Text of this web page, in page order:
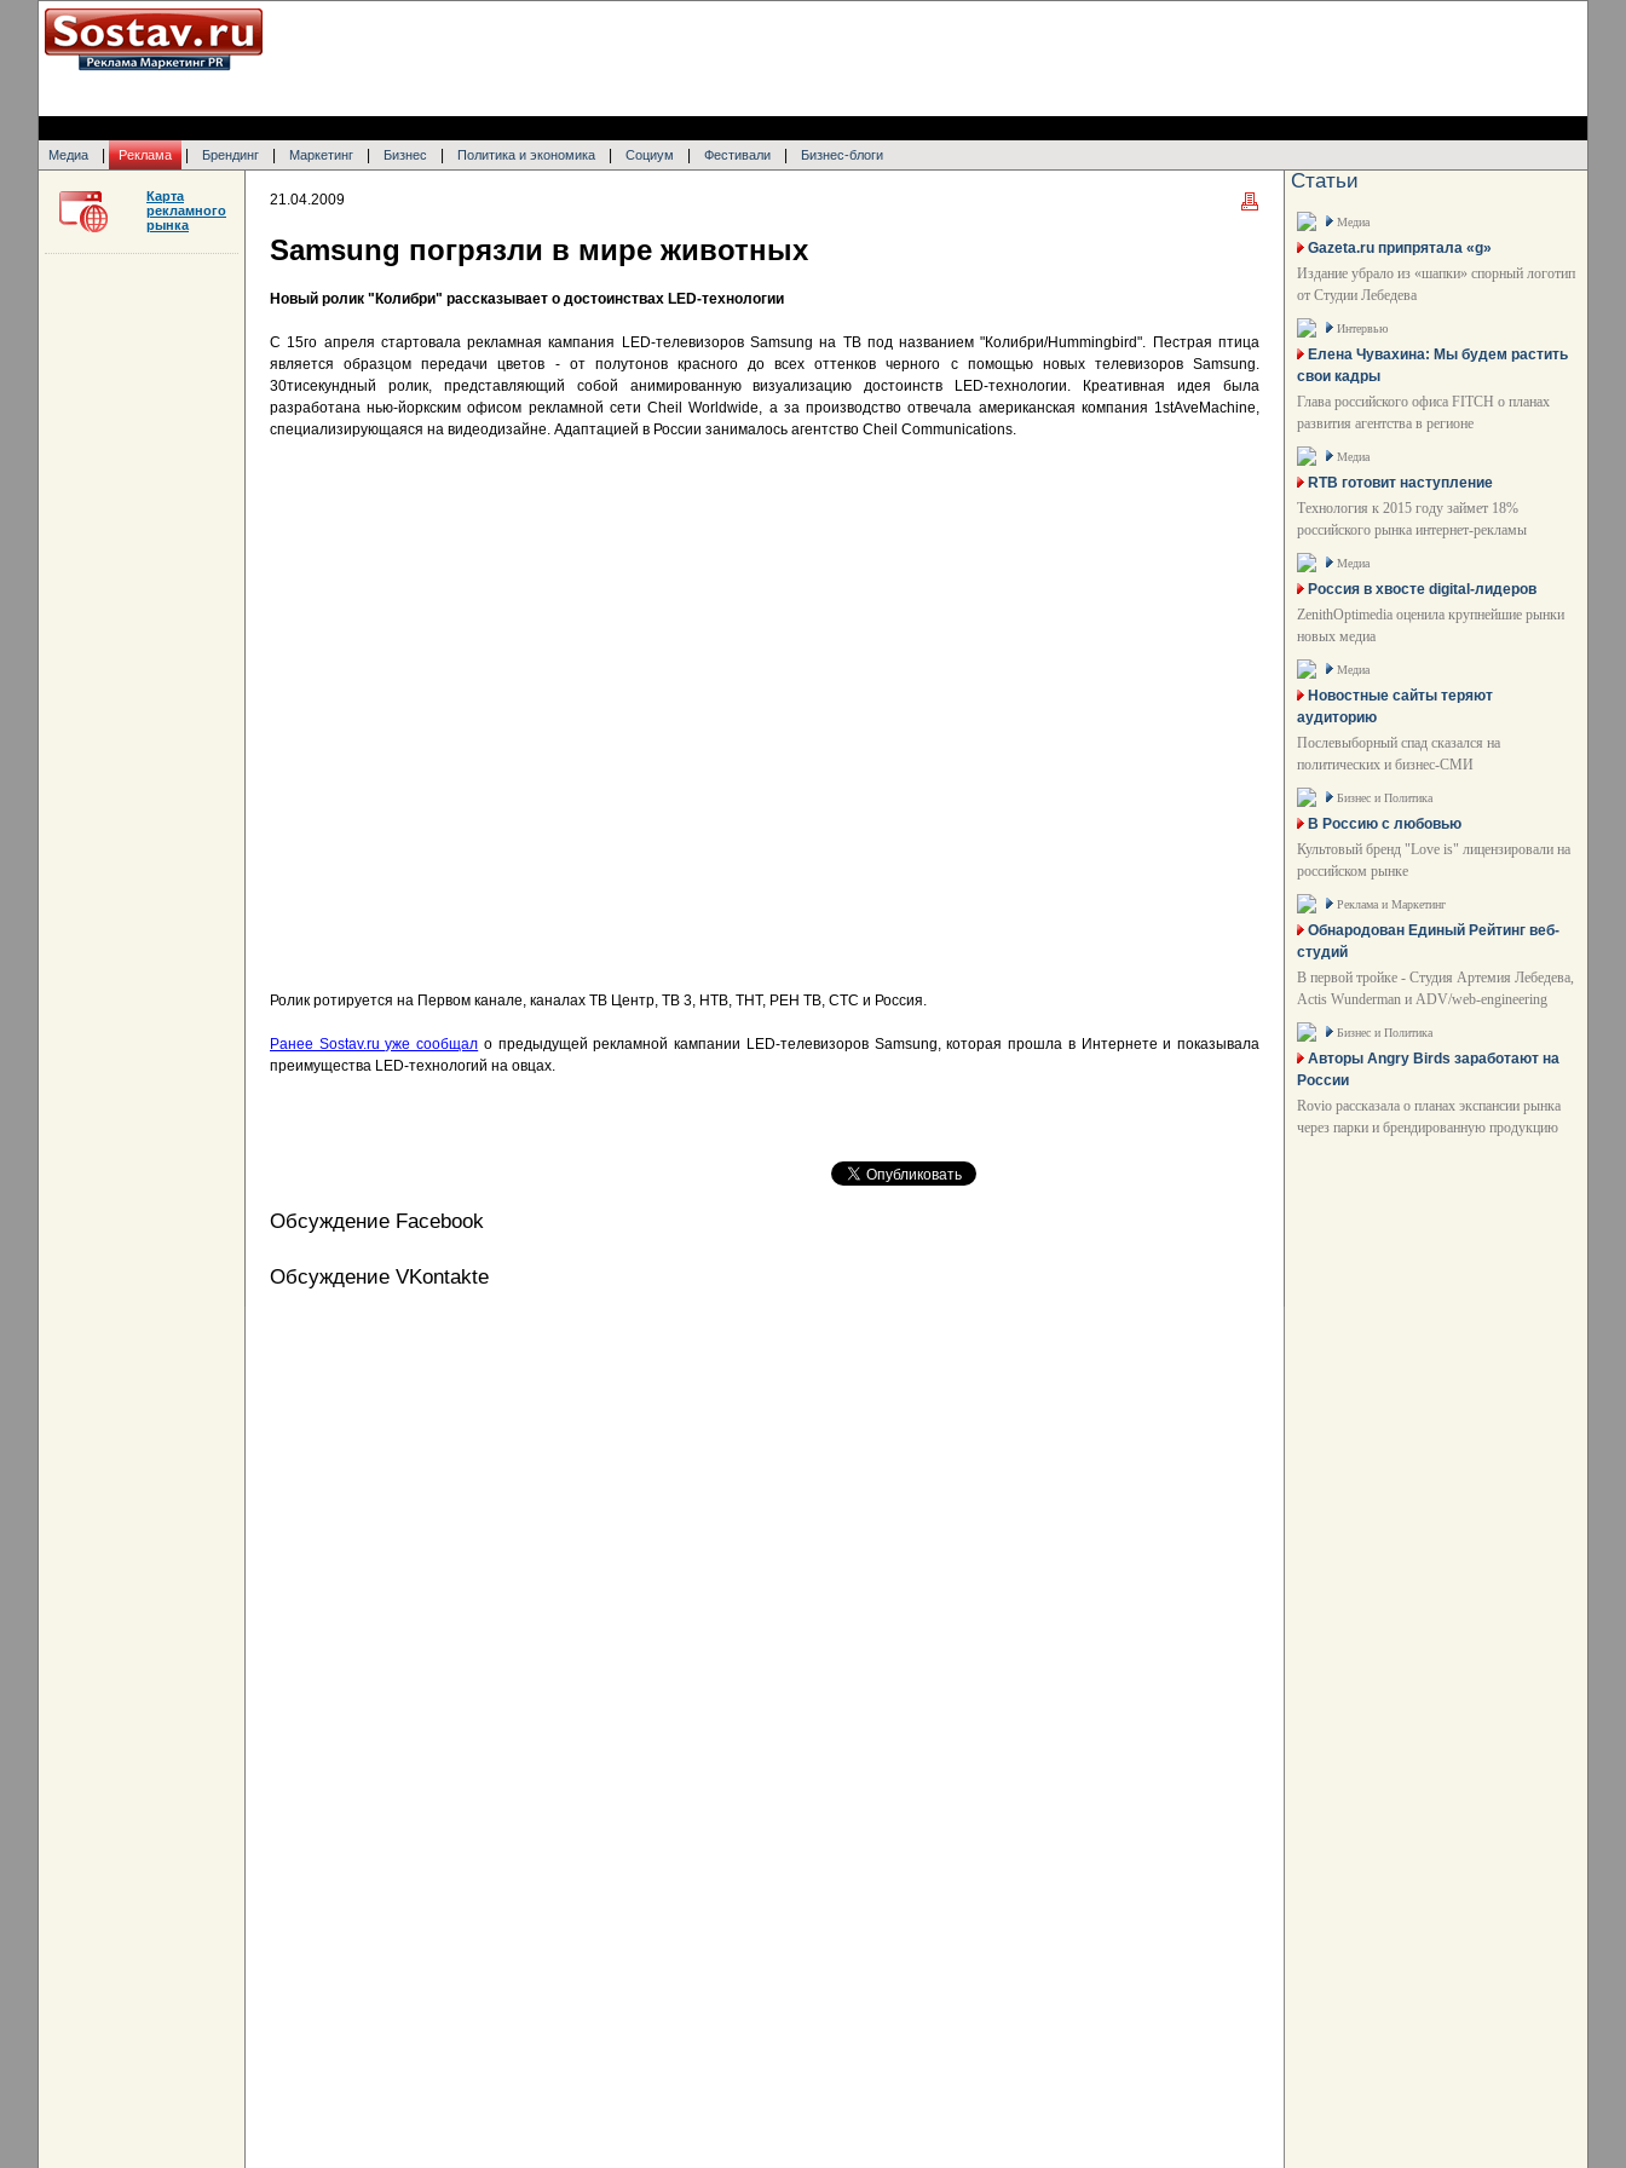
Медиа Реклама Брендинг Маркетинг Бизнес Политика и экономика Социум Фестивали Бизнес-блоги
21.04.2009
Samsung погрязли в мире животных
Новый ролик "Колибри" рассказывает о достоинствах LED-технологии
С 15го апреля стартовала рекламная кампания LED-телевизоров Samsung на ТВ под названием "Колибри/Hummingbird". Пестрая птица
является образцом передачи цветов - от полутонов красного до всех оттенков черного с помощью новых телевизоров Samsung.
30тисекундный ролик, представляющий собой анимированную визуализацию достоинств LED-технологии. Креативная идея была
разработана нью-йоркским офисом рекламной сети Cheil Worldwide, а за производство отвечала американская компания 1stAveMachine,
специализирующаяся на видеодизайне. Адаптацией в России занималось агентство Cheil Communications.
Ролик ротируется на Первом канале, каналах ТВ Центр, ТВ 3, НТВ, ТНТ, РЕН ТВ, СТС и Россия.
Ранее Sostav.ru уже сообщал о предыдущей рекламной кампании LED-телевизоров Samsung, которая прошла в Интернете и показывала
преимущества LED-технологий на овцах.
Обсуждение Facebook
Обсуждение VKontakte
Карта
рекламного
рынка
Статьи
Медиа
Gazeta.ru припрятала «g»
Издание убрало из «шапки» спорный логотип
от Студии Лебедева
Интервью
Елена Чувахина: Мы будем растить
свои кадры
Глава российского офиса FITCH о планах
развития агентства в регионе
Медиа
RTB готовит наступление
Технология к 2015 году займет 18%
российского рынка интернет-рекламы
Медиа
Россия в хвосте digital-лидеров
ZenithOptimedia оценила крупнейшие рынки
новых медиа
Медиа
Новостные сайты теряют
аудиторию
Послевыборный спад сказался на
политических и бизнес-СМИ
Бизнес и Политика
В Россию с любовью
Культовый бренд "Love is" лицензировали на
российском рынке
Реклама и Маркетинг
Обнародован Единый Рейтинг веб-
студий
В первой тройке - Студия Артемия Лебедева,
Actis Wunderman и ADV/web-engineering
Бизнес и Политика
Авторы Angry Birds заработают на
России
Rovio рассказала о планах экспансии рынка
через парки и брендированную продукцию